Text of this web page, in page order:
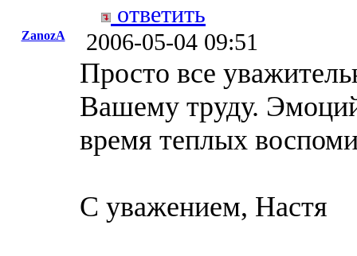
ответить
ZanozA 2006-05-04 09:51
Просто все
Вашему труду.
время теплых
С уважением, Настя